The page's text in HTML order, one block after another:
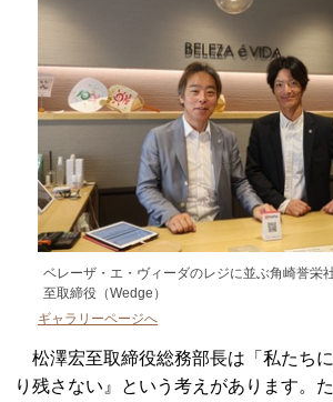
ベレーザ・エ・ヴィーダのレジに並ぶ角崎誉栄
至取締役（Wedge）
ギャラリーページへ
松澤宏至取締役総務部長は「私たち
り残さない』という考えがあります。